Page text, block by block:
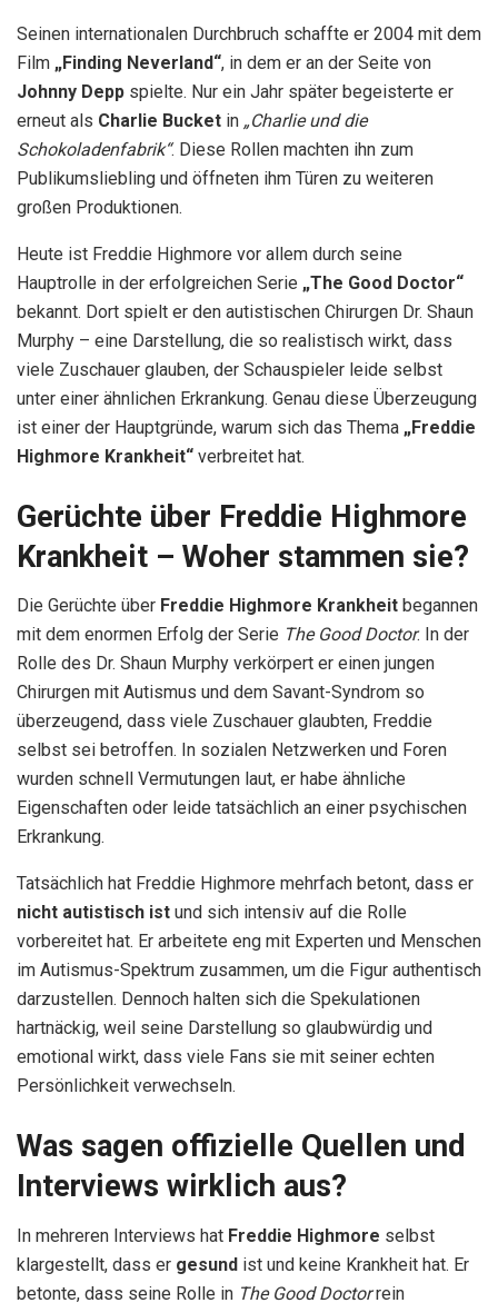
Seinen internationalen Durchbruch schaffte er 2004 mit dem
Film „Finding Neverland“, in dem er an der Seite von
Johnny Depp spielte. Nur ein Jahr später begeisterte er
erneut als Charlie Bucket in „Charlie und die
Schokoladenfabrik“. Diese Rollen machten ihn zum
Publikumsliebling und öffneten ihm Türen zu weiteren
großen Produktionen.
Heute ist Freddie Highmore vor allem durch seine
Hauptrolle in der erfolgreichen Serie „The Good Doctor“
bekannt. Dort spielt er den autistischen Chirurgen Dr. Shaun
Murphy – eine Darstellung, die so realistisch wirkt, dass
viele Zuschauer glauben, der Schauspieler leide selbst
unter einer ähnlichen Erkrankung. Genau diese Überzeugung
ist einer der Hauptgründe, warum sich das Thema „Freddie
Highmore Krankheit“ verbreitet hat.
Gerüchte über Freddie Highmore
Krankheit – Woher stammen sie?
Die Gerüchte über Freddie Highmore Krankheit begannen
mit dem enormen Erfolg der Serie The Good Doctor. In der
Rolle des Dr. Shaun Murphy verkörpert er einen jungen
Chirurgen mit Autismus und dem Savant-Syndrom so
überzeugend, dass viele Zuschauer glaubten, Freddie
selbst sei betroffen. In sozialen Netzwerken und Foren
wurden schnell Vermutungen laut, er habe ähnliche
Eigenschaften oder leide tatsächlich an einer psychischen
Erkrankung.
Tatsächlich hat Freddie Highmore mehrfach betont, dass er
nicht autistisch ist und sich intensiv auf die Rolle
vorbereitet hat. Er arbeitete eng mit Experten und Menschen
im Autismus-Spektrum zusammen, um die Figur authentisch
darzustellen. Dennoch halten sich die Spekulationen
hartnäckig, weil seine Darstellung so glaubwürdig und
emotional wirkt, dass viele Fans sie mit seiner echten
Persönlichkeit verwechseln.
Was sagen offizielle Quellen und
Interviews wirklich aus?
In mehreren Interviews hat Freddie Highmore selbst
klargestellt, dass er gesund ist und keine Krankheit hat. Er
betonte, dass seine Rolle in The Good Doctorrein